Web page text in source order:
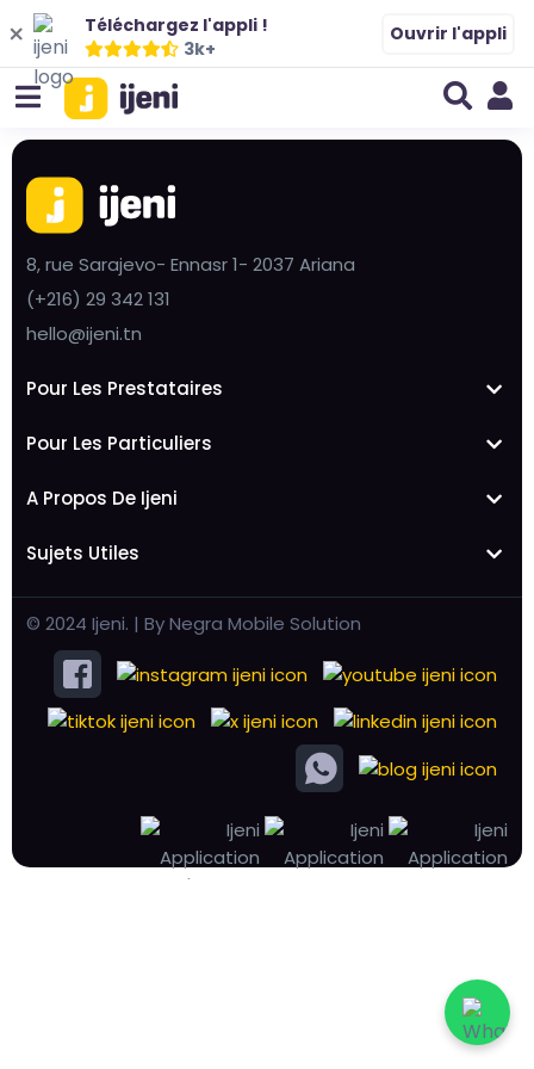
Téléchargez l'appli !
3k+
Ouvrir l'appli
8, rue Sarajevo- Ennasr 1- 2037 Ariana
(+216) 29 342 131
hello@ijeni.tn
Pour Les Prestataires
Pour Les Particuliers
A Propos De Ijeni
Sujets Utiles
© 2024 Ijeni. | By Negra Mobile Solution